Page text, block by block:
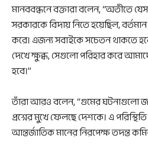
মানববন্ধনে বক্তারা বলেন, “অতীতে
সরকারকে বিদায় নিতে হয়েছিল,
করে। এজন্য সবাইকে সচেতন থাকতে
দেখে ক্ষুব্ধ, সেগুলো পরিহার করে
হবে।”
তাঁরা আরও বলেন, “গুমের ঘটনাগুলো
প্রশ্নের মুখে ফেলছে দেশকে। এ
আন্তর্জাতিক মানের নিরপেক্ষ তদন্ত